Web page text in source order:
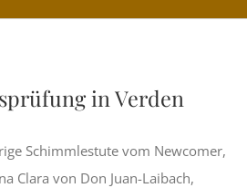
in Verden
Schimmlestute vom Newcomer,
Clara von Don Juan-Laibach,